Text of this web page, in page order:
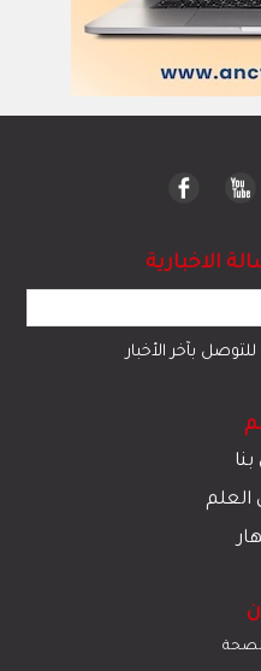
الاخبارية
بآخر الأخبار
العلم